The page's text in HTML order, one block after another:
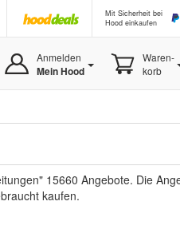
Mit Sicherheit bei
Hood einkaufen
Anmelden
Mein Hood
Waren-
korb
15660 Angebote. Die
kaufen.